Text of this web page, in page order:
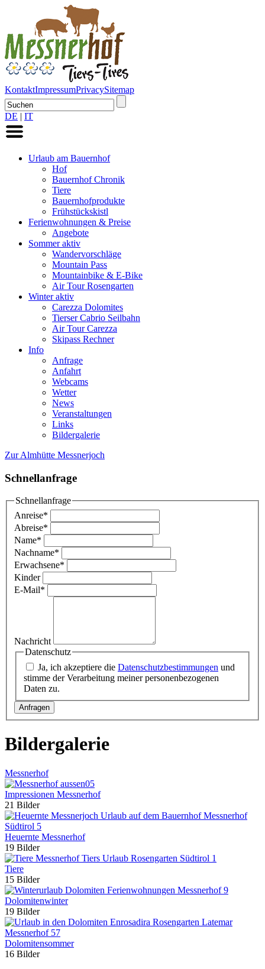
KontaktImpressumPrivacySitemap
DE | IT
Urlaub am Bauernhof
Hof
Bauernhof Chronik
Tiere
Bauernhofprodukte
Frühstückskistl
Ferienwohnungen & Preise
Angebote
Sommer aktiv
Wandervorschläge
Mountain Pass
Mountainbike & E-Bike
Air Tour Rosengarten
Winter aktiv
Carezza Dolomites
Tierser Cabrio Seilbahn
Air Tour Carezza
Skipass Rechner
Info
Anfrage
Anfahrt
Webcams
Wetter
News
Veranstaltungen
Links
Bildergalerie
Zur Almhütte Messnerjoch
Schnellanfrage
Schnellanfrage
Anreise*
Abreise*
Name*
Nachname*
Erwachsene*
Kinder
E-Mail*
Nachricht
Datenschutz
Ja, ich akzeptiere die Datenschutzbestimmungen und
stimme der Verarbeitung meiner personenbezogenen
Daten zu.
Bildergalerie
Messnerhof
Impressionen Messnerhof
21 Bilder
Heuernte Messnerhof
19 Bilder
Tiere
15 Bilder
Dolomitenwinter
19 Bilder
Dolomitensommer
16 Bilder